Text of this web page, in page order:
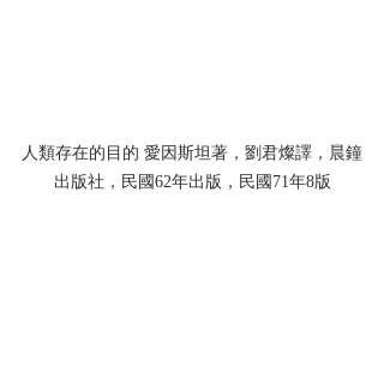
人類存在的目的 愛因斯坦著，劉君燦譯，晨鐘
出版社，民國62年出版，民國71年8版